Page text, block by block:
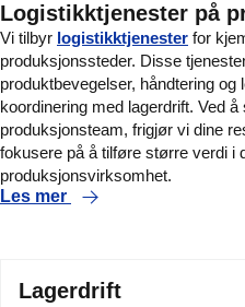
Logistikktjenester på
Vi tilbyr logistikktjenester for
produksjonssteder. Disse
produktbevegelser, håndtering
koordinering med lagerdrift. Ved
produksjonsteam, frigjør vi dine
fokusere på å tilføre større verdi i
produksjonsvirksomhet.
Les mer
Lagerdrift